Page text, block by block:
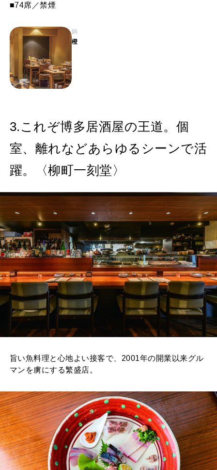
■74席／禁煙
鍋
橙
3.これぞ博多居酒屋の王道。個
室、離れなどあらゆるシーンで活
躍。〈柳町一刻堂〉
旨い魚料理と心地よい接客で、2001年の開業以来グル
マンを虜にする繁盛店。